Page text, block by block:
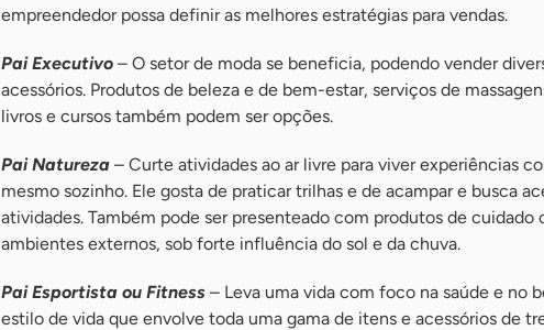
empreendedor possa definir as melhores estratégias para vendas.
Pai Executivo – O setor de moda se beneficia, podendo vender
acessórios. Produtos de beleza e de bem-estar, serviços de
livros e cursos também podem ser opções.
Pai Natureza – Curte atividades ao ar livre para viver experiências
mesmo sozinho. Ele gosta de praticar trilhas e de acampar e busca
atividades. Também pode ser presenteado com produtos de cuidado
ambientes externos, sob forte influência do sol e da chuva.
Pai Esportista ou Fitness – Leva uma vida com foco na saúde e no
estilo de vida que envolve toda uma gama de itens e acessórios de